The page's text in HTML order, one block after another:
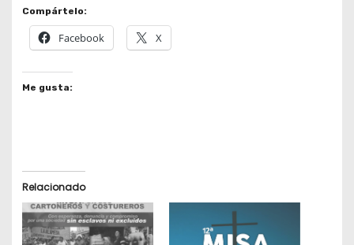
Compártelo:
Facebook X
Me gusta:
Relacionado